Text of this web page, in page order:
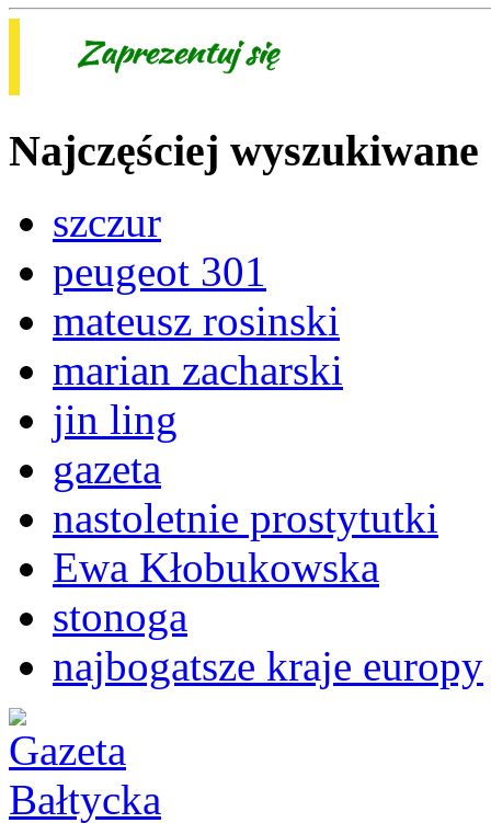
Najczęściej wyszukiwane
szczur
peugeot 301
mateusz rosinski
marian zacharski
jin ling
gazeta
nastoletnie prostytutki
Ewa Kłobukowska
stonoga
najbogatsze kraje europy